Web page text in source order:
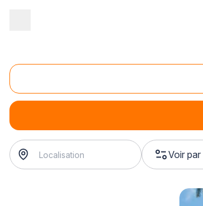
Réparation de fissures à la corde
réparation de fissures à la corde
Voir